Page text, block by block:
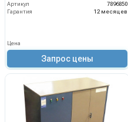
Артикул
7896850
Гарантия
12 месяцев
Цена
Запрос цены